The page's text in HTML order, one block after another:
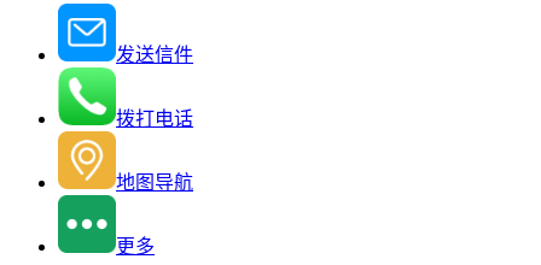
发送信件
拨打电话
地图导航
更多